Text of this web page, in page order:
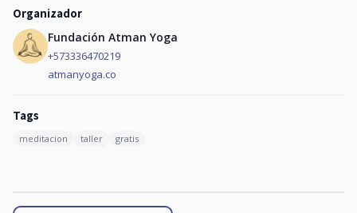
Organizador
Fundación Atman Yoga
+573336470219
atmanyoga.co
Tags
meditacion taller gratis